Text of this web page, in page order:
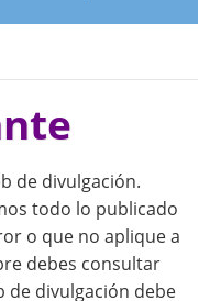
de divulgación.
todo lo publicado
o que no aplique a
debes consultar
de divulgación debe